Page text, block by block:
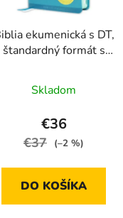
ekumenická s DT,
štandardný formát s
2025
Skladom
€36
€37 (–2 %)
DO KOŠÍKA